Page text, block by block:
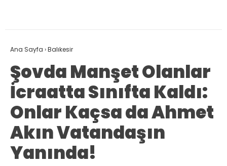
Ana Sayfa ›Balıkesir
Şovda Manşet Olanlar
İcraatta Sınıfta Kaldı:
Onlar Kaçsa da Ahmet
Akın Vatandaşın
Yanında!